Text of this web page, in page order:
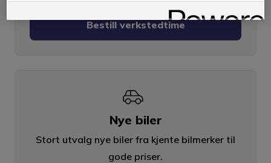
Bestill verkstedtime
Nye biler
Stort utvalg nye biler fra kjente bilmerker til
gode priser.